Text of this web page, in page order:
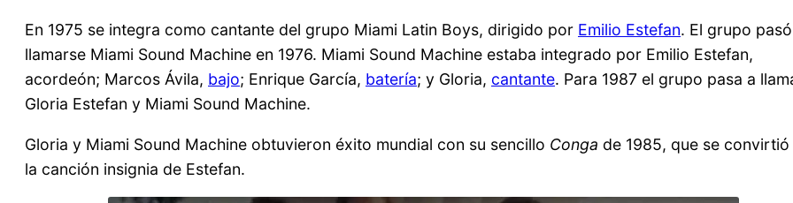
En 1975 se integra como cantante del grupo Miami Latin Boys, dirigido por Emilio Estefan. El grupo
llamarse Miami Sound Machine en 1976. Miami Sound Machine estaba integrado por Emilio Estefan,
acordeón; Marcos Ávila, bajo; Enrique García, batería; y Gloria, cantante. Para 1987 el grupo pasa a
Gloria Estefan y Miami Sound Machine.
Gloria y Miami Sound Machine obtuvieron éxito mundial con su sencillo Conga de 1985, que se convirtió
la canción insignia de Estefan.